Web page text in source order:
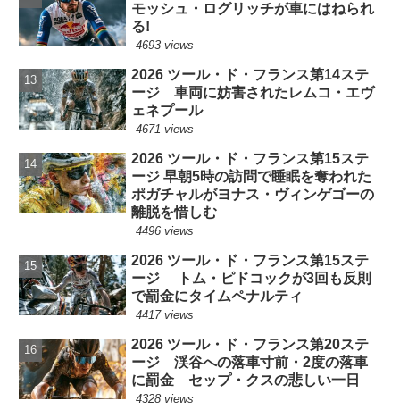
モッシュ・ログリッチが車にはねられ
る!
4693 views
2026 ツール・ド・フランス第14ステ
ージ 車両に妨害されたレムコ・エヴ
ェネプール
4671 views
2026 ツール・ド・フランス第15ステ
ージ 早朝5時の訪問で睡眠を奪われた
ポガチャルがヨナス・ヴィンゲゴーの
離脱を惜しむ
4496 views
2026 ツール・ド・フランス第15ステ
ージ トム・ピドコックが3回も反則
で罰金にタイムペナルティ
4417 views
2026 ツール・ド・フランス第20ステ
ージ 渓谷への落車寸前・2度の落車
に罰金 セップ・クスの悲しい一日
4328 views